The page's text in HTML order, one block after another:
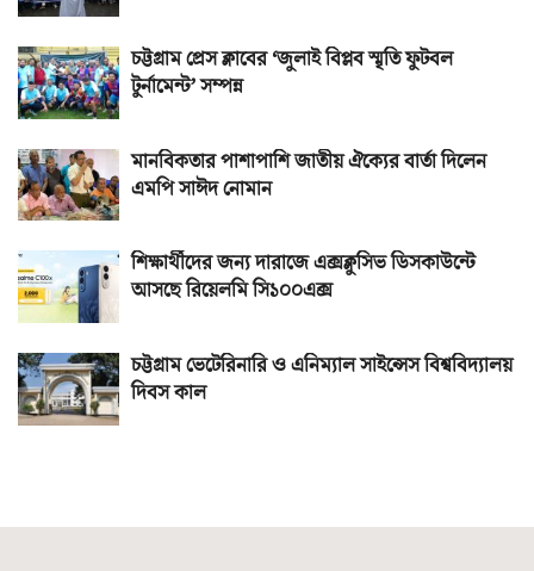
চট্টগ্রাম প্রেস ক্লাবের ‘জুলাই বিপ্লব স্মৃতি ফুটবল
টুর্নামেন্ট’ সম্পন্ন
মানবিকতার পাশাপাশি জাতীয় ঐক্যের বার্তা দিলেন
এমপি সাঈদ নোমান
শিক্ষার্থীদের জন্য দারাজে এক্সক্লুসিভ ডিসকাউন্টে
আসছে রিয়েলমি সি১০০এক্স
চট্টগ্রাম ভেটেরিনারি ও এনিম্যাল সাইন্সেস বিশ্ববিদ্যালয়
দিবস কাল